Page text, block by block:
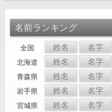
名前ランキング
全国 姓名 名字
北海道 姓名 名字
青森県 姓名 名字
岩手県 姓名 名字
宮城県 姓名 名字